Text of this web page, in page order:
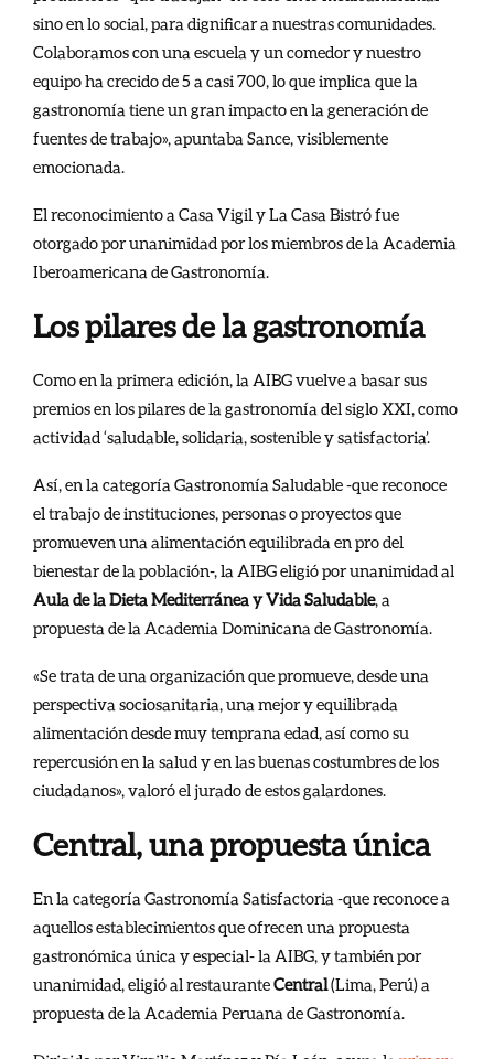
sino en lo social, para dignificar a nuestras comunidades.
Colaboramos con una escuela y un comedor y nuestro
equipo ha crecido de 5 a casi 700, lo que implica que la
gastronomía tiene un gran impacto en la generación de
fuentes de trabajo», apuntaba Sance, visiblemente
emocionada.
El reconocimiento a Casa Vigil y La Casa Bistró fue
otorgado por unanimidad por los miembros de la Academia
Iberoamericana de Gastronomía.
Los pilares de la gastronomía
Como en la primera edición, la AIBG vuelve a basar sus
premios en los pilares de la gastronomía del siglo XXI, como
actividad ‘saludable, solidaria, sostenible y satisfactoria’.
Así, en la categoría Gastronomía Saludable -que reconoce
el trabajo de instituciones, personas o proyectos que
promueven una alimentación equilibrada en pro del
bienestar de la población-, la AIBG eligió por unanimidad al
Aula de la Dieta Mediterránea y Vida Saludable, a
propuesta de la Academia Dominicana de Gastronomía.
«Se trata de una organización que promueve, desde una
perspectiva sociosanitaria, una mejor y equilibrada
alimentación desde muy temprana edad, así como su
repercusión en la salud y en las buenas costumbres de los
ciudadanos», valoró el jurado de estos galardones.
Central, una propuesta única
En la categoría Gastronomía Satisfactoria -que reconoce a
aquellos establecimientos que ofrecen una propuesta
gastronómica única y especial- la AIBG, y también por
unanimidad, eligió al restauranteCentral(Lima, Perú) a
propuesta de la Academia Peruana de Gastronomía.